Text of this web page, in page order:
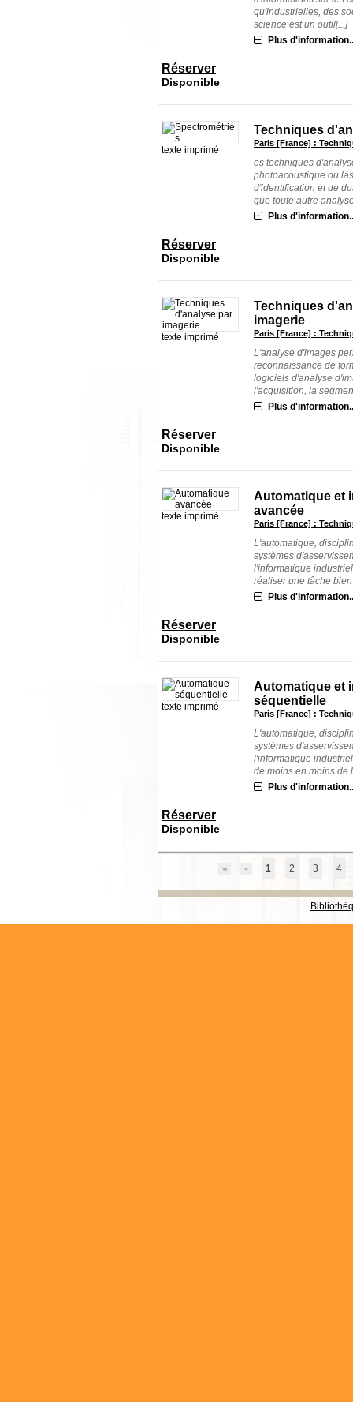
qu'industrielles, des
science est un outil[...]
Plus
Réserver
Disponible
texte imprimé
Techniques
Paris [France] :
es techniques
photoacoustique ou
d'identification et de
que toute autre
Plus
Réserver
Disponible
texte imprimé
Techniques
imagerie
Paris [France] :
L'analyse d'images
reconnaissance de
logiciels d'analyse
l'acquisition, la
Plus
Réserver
Disponible
texte imprimé
Automatique et
avancée
Paris [France] :
L'automatique,
systèmes
l'informatique
réaliser une tâche
Plus
Réserver
Disponible
texte imprimé
Automatique et
séquentielle
Paris [France] :
L'automatique,
systèmes
l'informatique
de moins en moins de
Plus
Réserver
Disponible
1 2 3 4